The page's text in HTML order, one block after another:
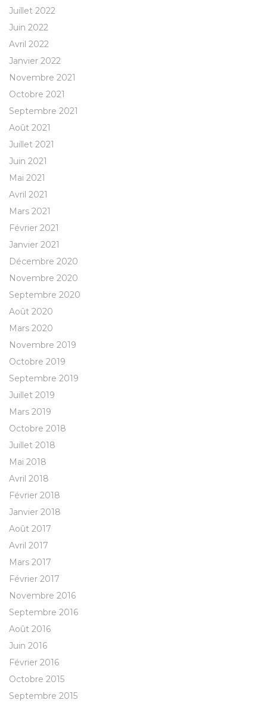
Juillet 2022
Juin 2022
Avril 2022
Janvier 2022
Novembre 2021
Octobre 2021
Septembre 2021
Août 2021
Juillet 2021
Juin 2021
Mai 2021
Avril 2021
Mars 2021
Février 2021
Janvier 2021
Décembre 2020
Novembre 2020
Septembre 2020
Août 2020
Mars 2020
Novembre 2019
Octobre 2019
Septembre 2019
Juillet 2019
Mars 2019
Octobre 2018
Juillet 2018
Mai 2018
Avril 2018
Février 2018
Janvier 2018
Août 2017
Avril 2017
Mars 2017
Février 2017
Novembre 2016
Septembre 2016
Août 2016
Juin 2016
Février 2016
Octobre 2015
Septembre 2015